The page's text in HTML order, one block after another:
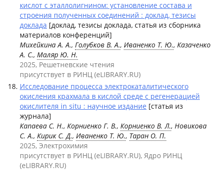
кислот с эталлолигнином: установление состава и
строения полученных соединений : доклад, тезисы
доклада [доклад, тезисы доклада, статья из сборника
материалов конференций]
Михейкина А. А., Голубков В. А., Иваненко Т. Ю., Казаченко
А. С., Маляр Ю. Н.
2025, Решетневские чтения
присутствует в РИНЦ (eLIBRARY.RU)
Исследование процесса электрокаталитического
окисления крахмала в кислой среде с регенерацией
окислителя in situ : научное издание [статья из
журнала]
Капаева С. Н., Корниенко Г. В., Корниенко В. Л., Новикова
С. А., Кирик С. Д., Иваненко Т. Ю., Таран О. П.
2025, Электрохимия
присутствует в РИНЦ (eLIBRARY.RU), Ядро РИНЦ
(eLIBRARY.RU)